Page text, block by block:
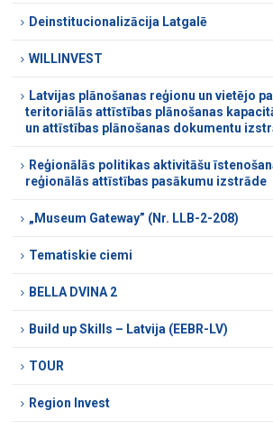
Deinstitucionalizācija Latgalē
WILLINVEST
Latvijas plānošanas reģionu un vietējo
teritoriālās attīstības plānošanas
un attīstības plānošanas dokumentu
Reģionālās politikas aktivitāšu
reģionālās attīstības pasākumu izstrāde
„Museum Gateway” (Nr. LLB-2-208)
Tematiskie ciemi
BELLA DVINA 2
Build up Skills – Latvija (EEBR-LV)
TOUR
Region Invest